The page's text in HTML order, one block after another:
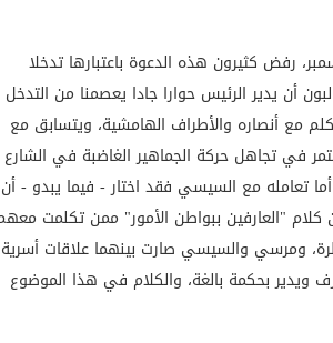
رفض كثيرون هذه الدعوة باعتبارها تدخلا
أن يدير الرئيس حوارا جادا يعصمنا من التدخل
مع أنصاره والأطراف الهامشية، ويتسابق مع
تجاهل حركة الجماهير الغاضبة في الشارع
تعامله مع السيسي فقد اختار - فيما يبدو - أن
"العارفين ببواطن الأمور" ممن تكلمت
ومرسي والسيسي صارت بينهما علاقات أسرية
ويدير بحكمة بالغة، والكلام في هذا الموضوع